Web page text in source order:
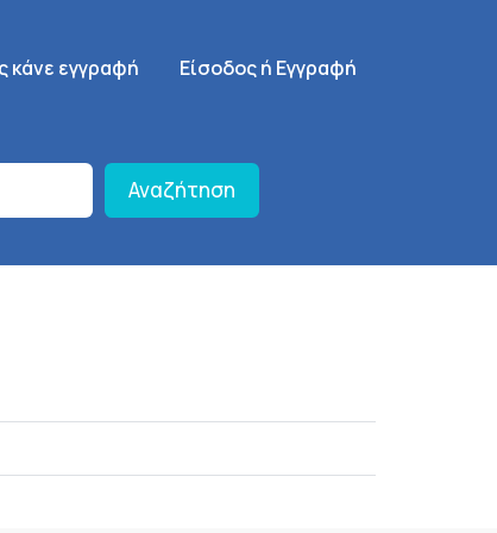
κάνε εγγραφή SignUp Menu
Είσοδος ή Εγγραφή
Αναζήτηση